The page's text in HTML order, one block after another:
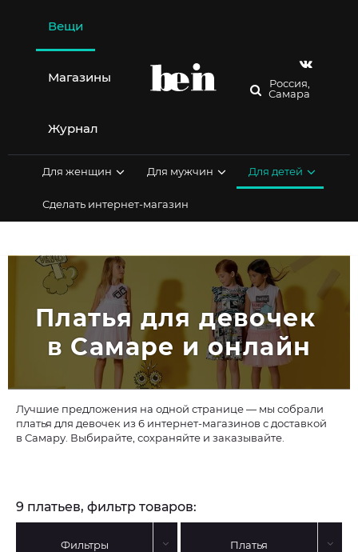
содержимому
Вещи
Магазины
Журнал
Россия,
Самара
Для женщин Для мужчин Для детей
Сделать интернет-магазин
Платья для девочек
в Самаре и онлайн
Лучшие предложения на одной странице — мы собрали
платья для девочек из 6 интернет-магазинов с доставкой
в Самару. Выбирайте, сохраняйте и заказывайте.
9 платьев, фильтр товаров:
Фильтры Платья